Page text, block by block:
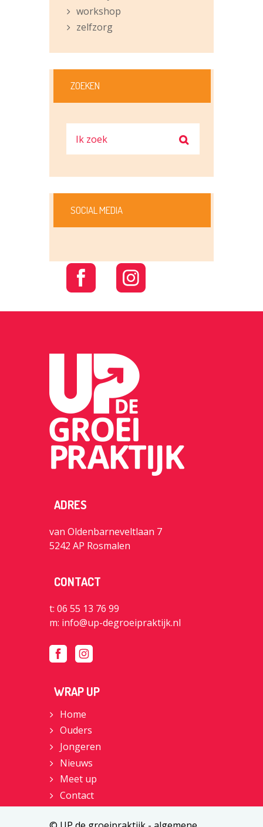
workshop
zelfzorg
ZOEKEN
SOCIAL MEDIA
ADRES
van Oldenbarneveltlaan 7
5242 AP Rosmalen
CONTACT
t: 06 55 13 76 99
m: info@up-degroeipraktijk.nl
WRAP UP
Home
Ouders
Jongeren
Nieuws
Meet up
Contact